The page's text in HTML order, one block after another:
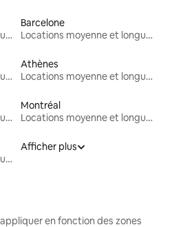
Locations moyenne et longue durée
Barcelone
Locations moyenne et longue durée
Locations moyenne et longue durée
Athènes
Locations moyenne et longue durée
Locations moyenne et longue durée
Montréal
Locations moyenne et longue durée
Locations moyenne et longue durée
Afficher plus
en fonction des zones